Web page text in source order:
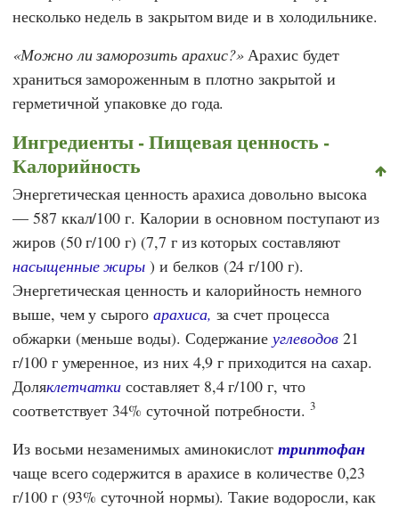
несколько недель в закрытом виде и в холодильнике.
Можно ли заморозить арахис? Арахис будет
храниться замороженным в плотно закрытой и
герметичной упаковке до года.
Ингредиенты - Пищевая ценность -
Калорийность
Энергетическая ценность арахиса довольно высока
— 587 ккал/100 г. Калории в основном поступают из
жиров (50 г/100 г) (7,7 г из которых составляют
насыщенные жиры ) и белков (24 г/100 г).
Энергетическая ценность и калорийность немного
выше, чем у сырого арахиса, за счет процесса
обжарки (меньше воды). Содержаниеуглеводов21
г/100 г умеренное, из них 4,9 г приходится на сахар.
Доляклетчатки составляет 8,4 г/100 г, что
соответствует 34% суточной потребности. 3
Из восьми незаменимых аминокислоттриптофан
чаще всего содержится в арахисе в количестве 0,23
г/100 г (93% суточной нормы). Такие водоросли, как